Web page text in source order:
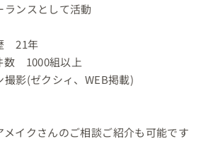
ンスとして活動
　21年
　1000組以上
影(ゼクシィ、WEB掲載)
イクさんのご相談ご紹介も可能です